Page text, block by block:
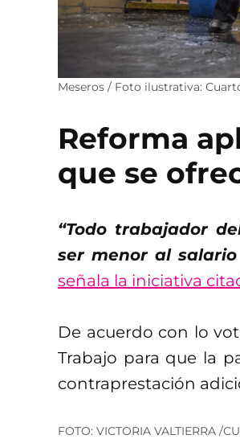
Meseros / Foto ilustrativa:
Reforma
que se
“Todo trabajador
ser menor al
señala la iniciativa
De acuerdo con lo
Trabajo para que la
contraprestación
FOTO: VICTORIA VALTIERRA /